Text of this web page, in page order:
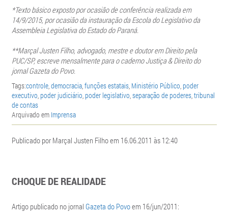
*Texto básico exposto por ocasião de conferência realizada em
14/9/2015, por ocasião da instauração da Escola do Legislativo da
Assembleia Legislativa do Estado do Paraná.
**Marçal Justen Filho, advogado, mestre e doutor em Direito pela
PUC/SP, escreve mensalmente para o caderno Justiça & Direito do
jornal Gazeta do Povo.
Tags:controle,democracia,funções estatais, Ministério Público, poder
executivo, poder judiciário, poder legislativo,separação de poderes,tribunal
de contas
Arquivado em Imprensa
Publicado por Marçal Justen Filho em 16.06.2011 às 12:40
CHOQUE DE REALIDADE
Artigo publicado no jornal Gazeta do Povoem 16/jun/2011: